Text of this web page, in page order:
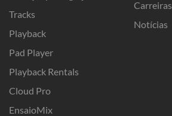
Tracks
Playback
Pad Player
Playback Rentals
Cloud Pro
EnsaioMix
Carreiras
Notícias